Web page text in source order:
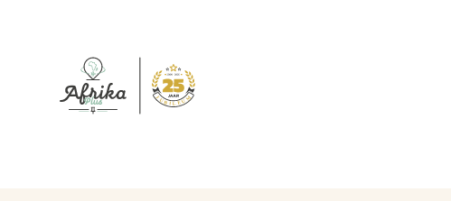
JUBIL EUM